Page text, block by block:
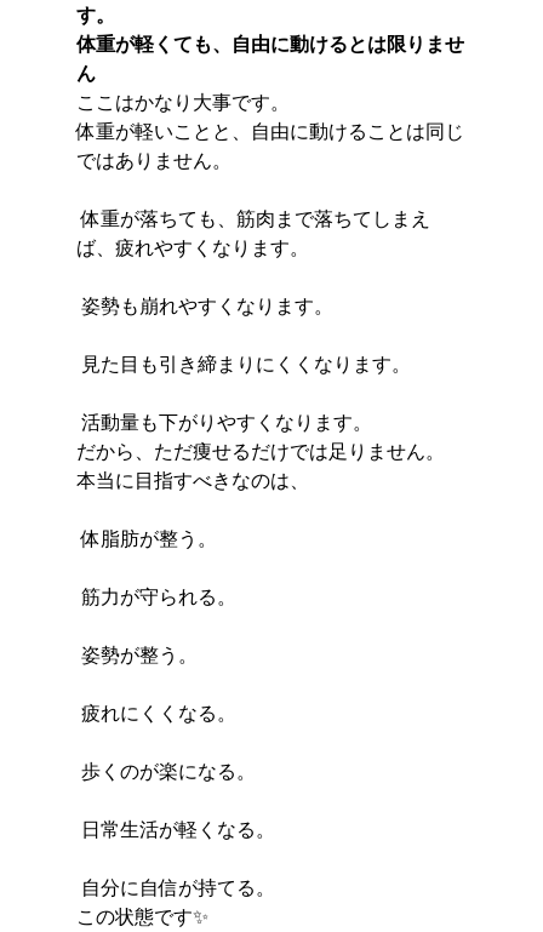
す。
体重が軽くても、自由に動けるとは限りませ
ん
ここはかなり大事です。
体重が軽いことと、自由に動けることは同じ
ではありません。
体重が落ちても、筋肉まで落ちてしまえ
ば、疲れやすくなります。
姿勢も崩れやすくなります。
見た目も引き締まりにくくなります。
活動量も下がりやすくなります。
だから、ただ痩せるだけでは足りません。
本当に目指すべきなのは、
体脂肪が整う。
筋力が守られる。
姿勢が整う。
疲れにくくなる。
歩くのが楽になる。
日常生活が軽くなる。
自分に自信が持てる。
この状態です✨